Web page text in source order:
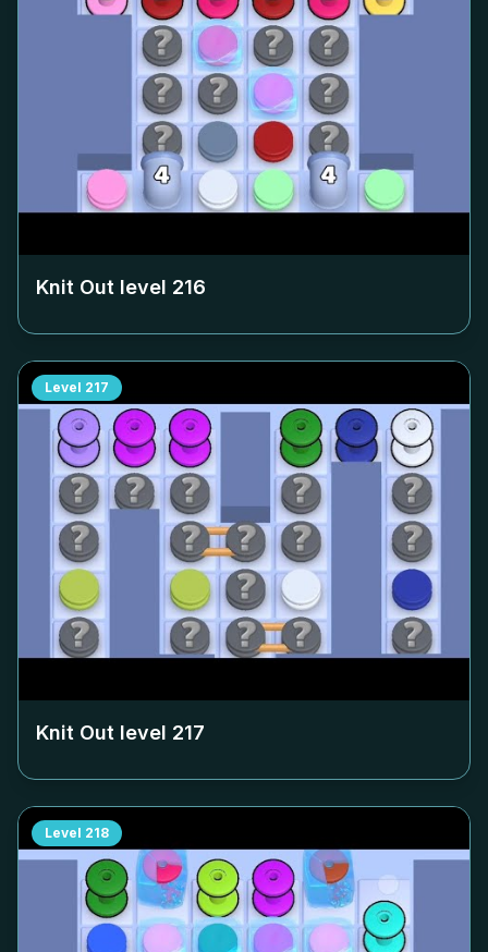
Knit Out level 216
Level 217
Knit Out level 217
Level 218